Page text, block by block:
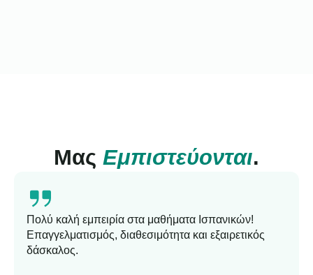
Μας Εμπιστεύονται.
Πολύ καλή εμπειρία στα μαθήματα Ισπανικών!
Επαγγελματισμός, διαθεσιμότητα και εξαιρετικός
δάσκαλος.